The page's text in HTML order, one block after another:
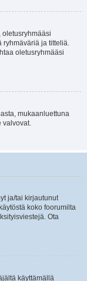
oletusryhmääsi
ryhmäväriä ja titteliä.
oletusryhmääsi
mukaanluettuna
valvovat.
ja/tai kirjautunut
koko foorumilta
Ota
käyttämällä